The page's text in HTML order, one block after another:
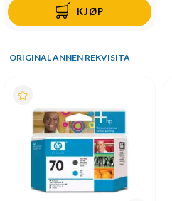
KJØP
ORIGINAL ANNEN REKVISITA